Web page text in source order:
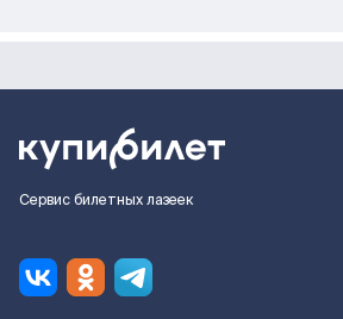
Сервис билетных лазеек